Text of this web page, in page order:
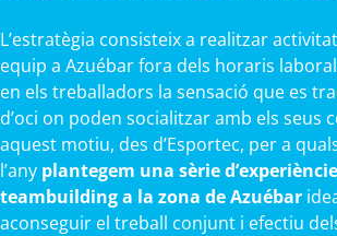
L’estratègia consisteix a realitzar
equip a Azuébar fora dels horaris
en els treballadors la sensació que es
d’oci on poden socialitzar amb els seus
aquest motiu, des d’Esportec, per a
l’any plantegem una sèrie
teambuilding a la zona de Azuébar
aconseguir el treball conjunt i efectiu